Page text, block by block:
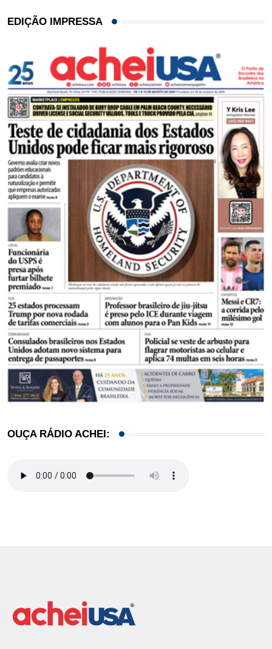
EDIÇÃO IMPRESSA
OUÇA RÁDIO ACHEI: